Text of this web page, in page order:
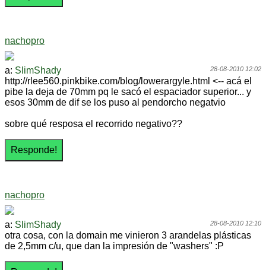
nachopro
28-08-2010 12:02
a: SlimShady
http://rlee560.pinkbike.com/blog/lowerargyle.html <-- acá el
pibe la deja de 70mm pq le sacó el espaciador superior... y
esos 30mm de dif se los puso al pendorcho negatvio
sobre qué resposa el recorrido negativo??
nachopro
28-08-2010 12:10
a: SlimShady
otra cosa, con la domain me vinieron 3 arandelas plásticas
de 2,5mm c/u, que dan la impresión de "washers" :P